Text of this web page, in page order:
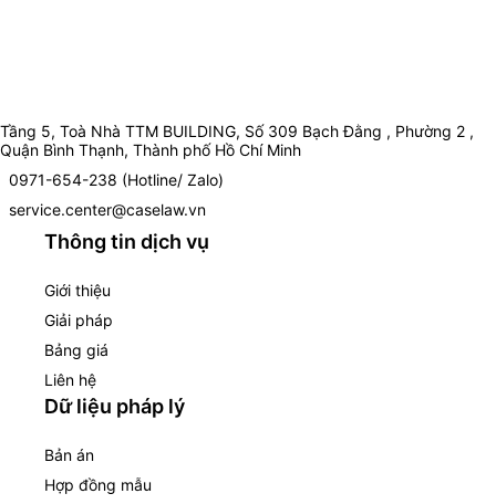
Tầng 5, Toà Nhà TTM BUILDING, Số 309 Bạch Đằng , Phường 2 ,
Quận Bình Thạnh, Thành phố Hồ Chí Minh
0971-654-238 (Hotline/ Zalo)
service.center@caselaw.vn
Thông tin dịch vụ
Giới thiệu
Giải pháp
Bảng giá
Liên hệ
Dữ liệu pháp lý
Bản án
Hợp đồng mẫu